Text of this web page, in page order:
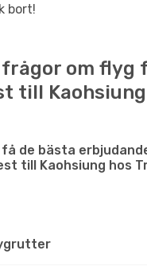
bort!
om flyg
till Kaohsiung
få de bästa
till Kaohsiung hos